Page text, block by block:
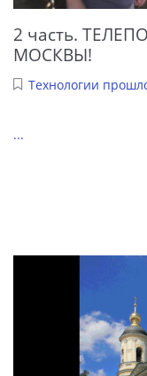
2 часть.
МОСКВЫ!
Технологии
...